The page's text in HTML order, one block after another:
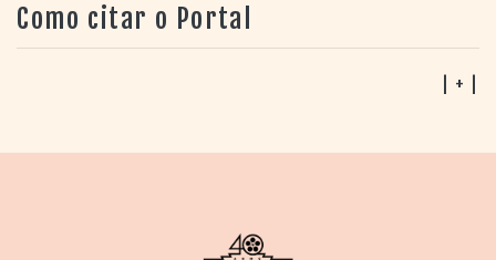
Como citar o Portal
| + |